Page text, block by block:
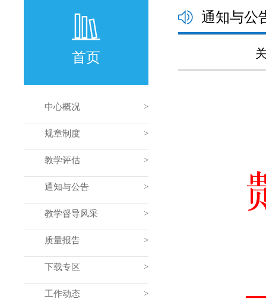
首页
中心概况
规章制度
教学评估
通知与公告
教学督导风采
质量报告
下载专区
工作动态
通知与公